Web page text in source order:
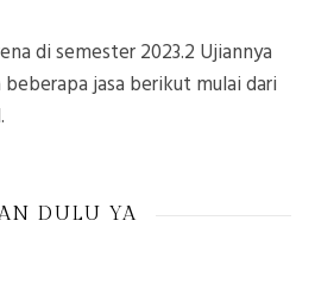
di semester 2023.2 Ujiannya
jasa berikut mulai dari
DULU YA